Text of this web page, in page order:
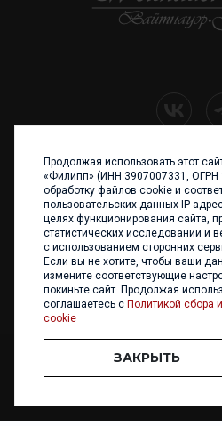
+7 (4012)
236017
ул. Каштановая
Телефон: +7
+7 4012 960
Написать
ООО «ФИЛИПП» © 2013 -
Разработка и
Продолжая использовать этот
«Филипп» (ИНН 3907007331, ОГРН
обработку файлов cookie и
пользовательских данных IP-
целях функционирования сайта,
статистических исследований и
с использованием сторонних
Если вы не хотите, чтобы ваши
измените соответствующие
покиньте сайт. Продолжая
соглашаетесь с Политикой сбора
cookie
ЗАКРЫТЬ